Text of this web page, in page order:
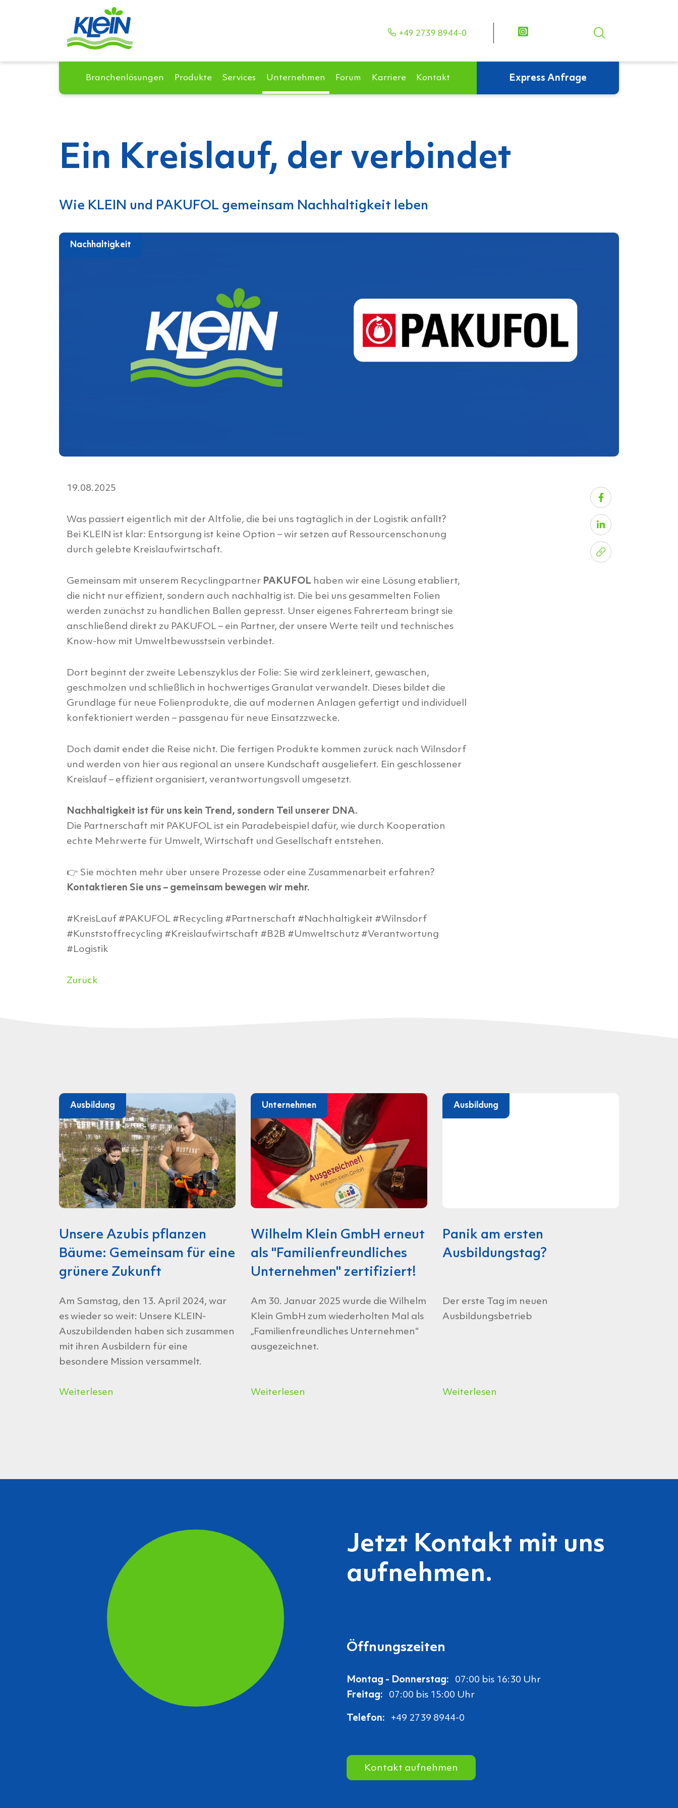
+49 2739 8944-0
Branchenlösungen Produkte Services Unternehmen Forum Karriere Kontakt Express Anfrage
Ein Kreislauf, der verbindet
Wie KLEIN und PAKUFOL gemeinsam Nachhaltigkeit leben
Nachhaltigkeit
19.08.2025
Was passiert eigentlich mit der Altfolie, die bei uns tagtäglich in der Logistik anfällt?
Bei KLEIN ist klar: Entsorgung ist keine Option – wir setzen auf Ressourcenschonung
durch gelebte Kreislaufwirtschaft.
Gemeinsam mit unserem Recyclingpartner PAKUFOL haben wir eine Lösung etabliert,
die nicht nur effizient, sondern auch nachhaltig ist. Die bei uns gesammelten Folien
werden zunächst zu handlichen Ballen gepresst. Unser eigenes Fahrerteam bringt sie
anschließend direkt zu PAKUFOL – ein Partner, der unsere Werte teilt und technisches
Know-how mit Umweltbewusstsein verbindet.
Dort beginnt der zweite Lebenszyklus der Folie: Sie wird zerkleinert, gewaschen,
geschmolzen und schließlich in hochwertiges Granulat verwandelt. Dieses bildet die
Grundlage für neue Folienprodukte, die auf modernen Anlagen gefertigt und individuell
konfektioniert werden – passgenau für neue Einsatzzwecke.
Doch damit endet die Reise nicht. Die fertigen Produkte kommen zurück nach Wilnsdorf
und werden von hier aus regional an unsere Kundschaft ausgeliefert. Ein geschlossener
Kreislauf – effizient organisiert, verantwortungsvoll umgesetzt.
Nachhaltigkeit ist für uns kein Trend, sondern Teil unserer DNA.
Die Partnerschaft mit PAKUFOL ist ein Paradebeispiel dafür, wie durch Kooperation
echte Mehrwerte für Umwelt, Wirtschaft und Gesellschaft entstehen.
👉 Sie möchten mehr über unsere Prozesse oder eine Zusammenarbeit erfahren?
Kontaktieren Sie uns – gemeinsam bewegen wir mehr.
#KreisLauf #PAKUFOL #Recycling #Partnerschaft #Nachhaltigkeit #Wilnsdorf
#Kunststoffrecycling #Kreislaufwirtschaft #B2B #Umweltschutz #Verantwortung
#Logistik
Zurück
Ausbildung
Unsere Azubis pflanzen
Bäume: Gemeinsam für eine
grünere Zukunft
Am Samstag, den 13. April 2024, war
es wieder so weit: Unsere KLEIN-
Auszubildenden haben sich zusammen
mit ihren Ausbildern für eine
besondere Mission versammelt.
Weiterlesen
Unternehmen
Wilhelm Klein GmbH erneut
als "Familienfreundliches
Unternehmen" zertifiziert!
Am 30. Januar 2025 wurde die Wilhelm
Klein GmbH zum wiederholten Mal als
„Familienfreundliches Unternehmen“
ausgezeichnet.
Weiterlesen
Ausbildung
Panik am ersten
Ausbildungstag?
Der erste Tag im neuen
Ausbildungsbetrieb
Weiterlesen
Jetzt Kontakt mit uns
aufnehmen.
Öffnungszeiten
Montag - Donnerstag: 07:00 bis 16:30 Uhr
Freitag: 07:00 bis 15:00 Uhr
Telefon: +49 2739 8944-0
Kontakt aufnehmen